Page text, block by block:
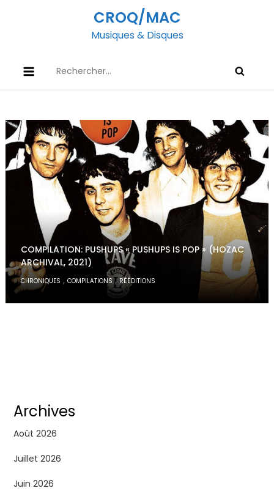
CROQ/MAC
Musiques & Disques
COMPILATION: PUSHUPS « PUSHUPS IS POP » (HOZAC
ARCHIVAL, 2021)
CHRONIQUES ,COMPILATIONS, RÉÉDITIONS
Archives
Août 2026
Juillet 2026
Juin 2026